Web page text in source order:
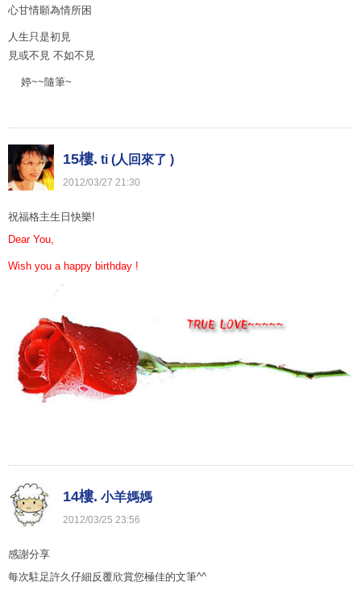
心甘情願為情所困
人生只是初見
見或不見 不如不見
婷~~隨筆~
15樓. ti (人回來了 )
2012/03/27 21:30
祝福格主生日快樂!
Dear You,
Wish you a happy birthday !
14樓. 小羊媽媽
2012/03/25 23:56
感謝分享
每次駐足許久仔細反覆欣賞您極佳的文筆^^